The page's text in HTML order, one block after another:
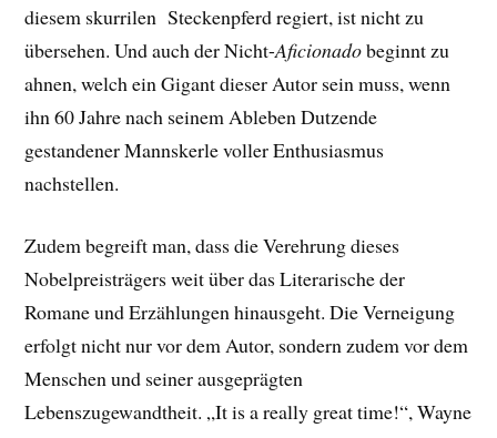
diesem skurrilen Steckenpferd regiert, ist nicht zu
übersehen. Und auch der Nicht-Aficionadobeginnt zu
ahnen, welch ein Gigant dieser Autor sein muss, wenn
ihn 60 Jahre nach seinem Ableben Dutzende
gestandener Mannskerle voller Enthusiasmus
nachstellen.
Zudem begreift man, dass die Verehrung dieses
Nobelpreisträgers weit über das Literarische der
Romane und Erzählungen hinausgeht. Die Verneigung
erfolgt nicht nur vor dem Autor, sondern zudem vor dem
Menschen und seiner ausgeprägten
Lebenszugewandtheit. „It is a really great time!“, Wayne